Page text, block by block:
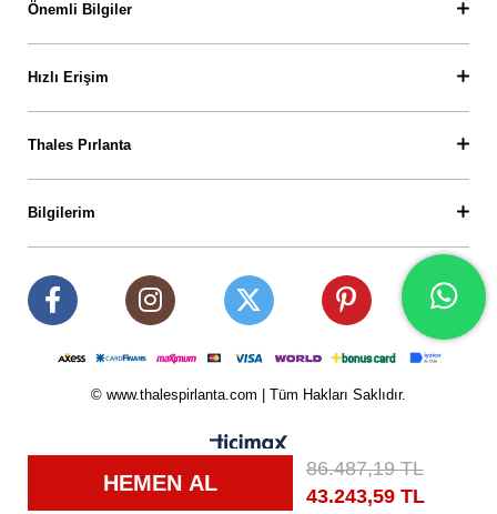
86.487,19 TL
43.243,59 TL
Önemli Bilgiler
Hızlı Erişim
Thales Pırlanta
Bilgilerim
© www.thalespirlanta.com | Tüm Hakları Saklıdır.